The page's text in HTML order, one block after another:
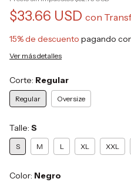
$33.66 USD con
15% de descuento pagando
Ver más detalles
Corte: Regular
Regular Oversize
Talle: S
S M L XL XXL
Color: Negro